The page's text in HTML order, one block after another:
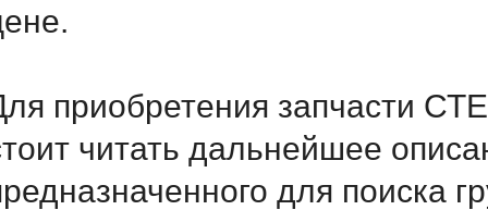
приобретения запчасти
читать дальнейшее
для поиска